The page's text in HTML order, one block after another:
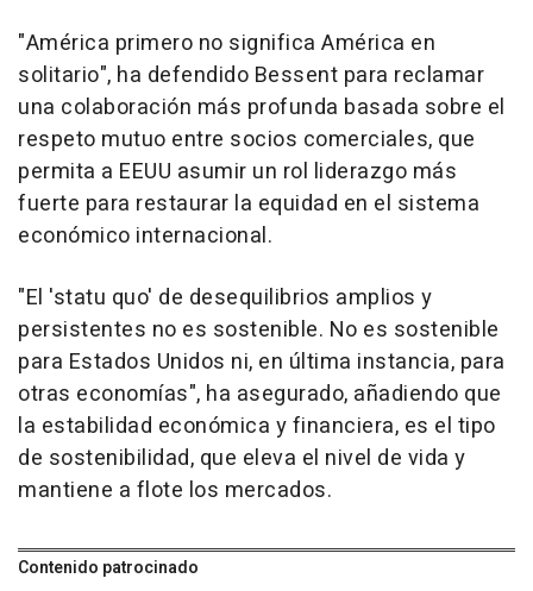
"América primero no significa América en
solitario", ha defendido Bessent para reclamar
una colaboración más profunda basada sobre el
respeto mutuo entre socios comerciales, que
permita a EEUU asumir un rol liderazgo más
fuerte para restaurar la equidad en el sistema
económico internacional.
"El 'statu quo' de desequilibrios amplios y
persistentes no es sostenible. No es sostenible
para Estados Unidos ni, en última instancia, para
otras economías", ha asegurado, añadiendo que
la estabilidad económica y financiera, es el tipo
de sostenibilidad, que eleva el nivel de vida y
mantiene a flote los mercados.
Contenido patrocinado